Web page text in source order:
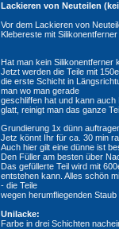
Lackieren von Neuteilen
Vor dem Lackieren von
Klebereste mit
Hat man kein Silikonentferner
Jetzt werden die Teile mit
die erste Schicht in
man wo man gerade
geschliffen hat und kann
glatt, reinigt man das ganze
Grundierung 1x dünn
Jetz könnt Ihr für ca. 30 min
Auch hier gilt eine dünne ist
Den Füller am besten über
Das gefüllerte Teil wird mit
entstehen kann. Alles schön
- die Teile
wegen herumfliegenden
Unilacke:
Farbe in drei Schichten